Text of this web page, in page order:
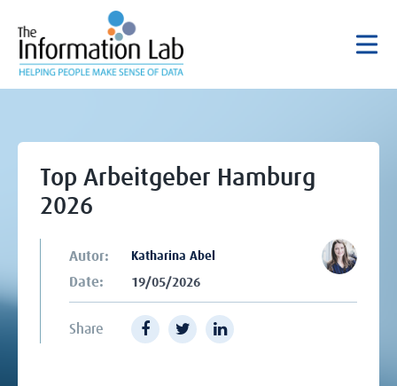
Top Arbeitgeber Hamburg
2026
Autor: Katharina Abel
Date: 19/05/2026
Share